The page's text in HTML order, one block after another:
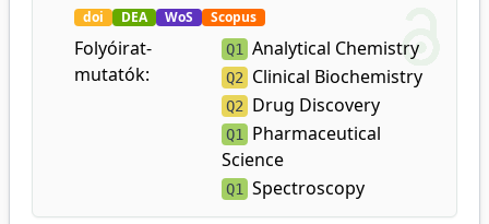
doi DEA WoS Scopus
Folyóirat-
mutatók:
Q1 Analytical Chemistry
Q2 Clinical Biochemistry
Q2 Drug Discovery
Q1 Pharmaceutical
Science
Q1 Spectroscopy